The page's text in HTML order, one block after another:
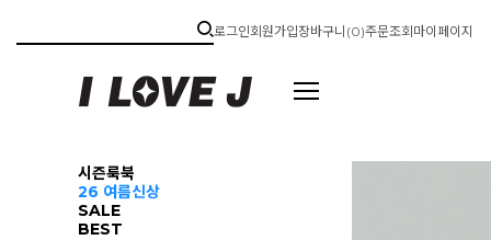
로그인회원가입장바구니(0)주문조회마이페이지
시즌룩북
26 여름신상
SALE
BEST